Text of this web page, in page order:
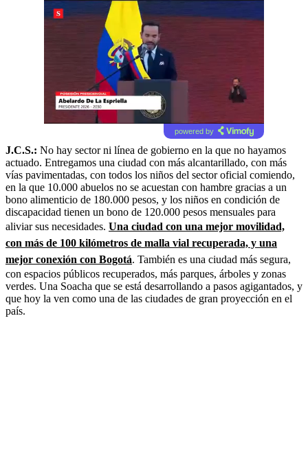
powered by
J.C.S.: No hay sector ni línea de gobierno en la que no hayamos
actuado. Entregamos una ciudad con más alcantarillado, con más
vías pavimentadas, con todos los niños del sector oficial comiendo,
en la que 10.000 abuelos no se acuestan con hambre gracias a un
bono alimenticio de 180.000 pesos, y los niños en condición de
discapacidad tienen un bono de 120.000 pesos mensuales para
aliviar sus necesidades. Una ciudad con una mejor movilidad,
con más de 100 kilómetros de malla vial recuperada, y una
mejor conexión con Bogotá. También es una ciudad más segura,
con espacios públicos recuperados, más parques, árboles y zonas
verdes. Una Soacha que se está desarrollando a pasos agigantados, y
que hoy la ven como una de las ciudades de gran proyección en el
país.